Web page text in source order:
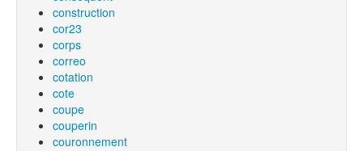
construction
cor23
corps
correo
cotation
cote
coupe
couperin
couronnement